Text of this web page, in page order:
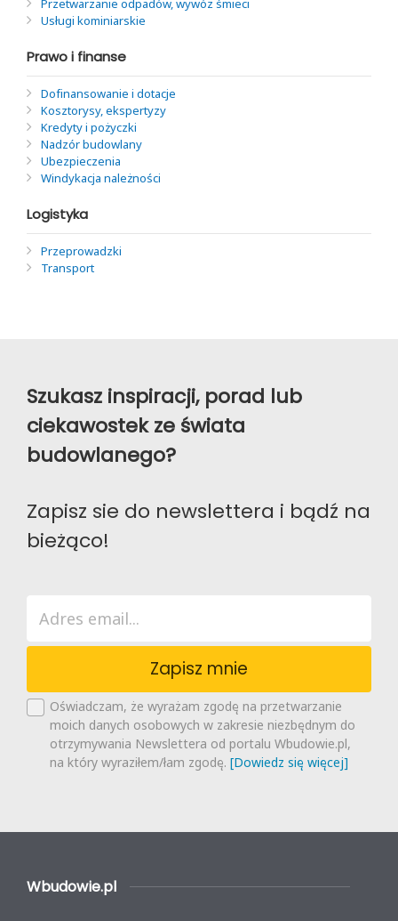
Przetwarzanie odpadów, wywóz śmieci
Usługi kominiarskie
Prawo i finanse
Dofinansowanie i dotacje
Kosztorysy, ekspertyzy
Kredyty i pożyczki
Nadzór budowlany
Ubezpieczenia
Windykacja należności
Logistyka
Przeprowadzki
Transport
Szukasz inspiracji, porad lub
ciekawostek ze świata
budowlanego?
Zapisz sie do newslettera i bądź na
bieżąco!
Zapisz mnie
Oświadczam, że wyrażam zgodę na przetwarzanie
moich danych osobowych w zakresie niezbędnym do
otrzymywania Newslettera od portalu Wbudowie.pl,
na który wyraziłem/łam zgodę. [Dowiedz się więcej]
Wbudowie.pl